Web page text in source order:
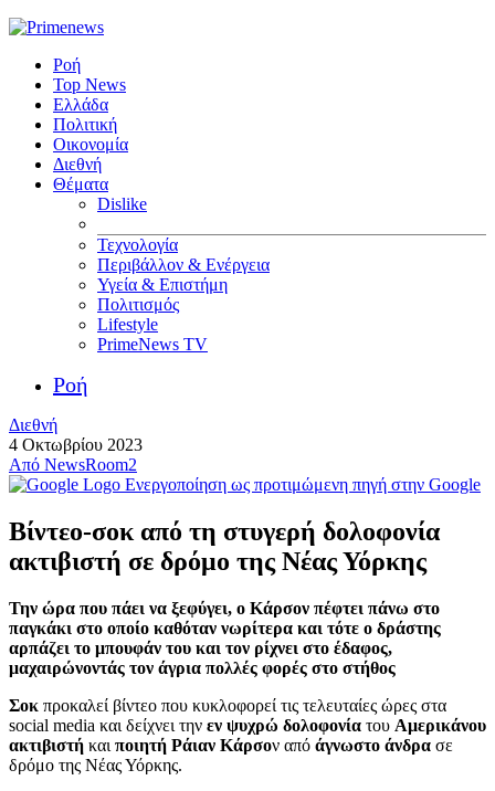
Ροή
Top News
Ελλάδα
Πολιτική
Οικονομία
Διεθνή
Θέματα
Dislike
Τεχνολογία
Περιβάλλον & Ενέργεια
Υγεία & Επιστήμη
Πολιτισμός
Lifestyle
PrimeNews TV
Ροή
Διεθνή
4 Οκτωβρίου 2023
Από NewsRoom2
Ενεργοποίηση ως προτιμώμενη πηγή στην Google
Βίντεο-σοκ από τη στυγερή δολοφονία
ακτιβιστή σε δρόμο της Νέας Υόρκης
Την ώρα που πάει να ξεφύγει, ο Κάρσον πέφτει πάνω στο
παγκάκι στο οποίο καθόταν νωρίτερα και τότε ο δράστης
αρπάζει το μπουφάν του και τον ρίχνει στο έδαφος,
μαχαιρώνοντάς τον άγρια πολλές φορές στο στήθος
Σοκ προκαλεί βίντεο που κυκλοφορεί τις τελευταίες ώρες στα
social media και δείχνει την εν ψυχρώ δολοφονία του Αμερικάνου
ακτιβιστή και ποιητή Ράιαν Κάρσον από άγνωστο άνδρα σε
δρόμο της Νέας Υόρκης.